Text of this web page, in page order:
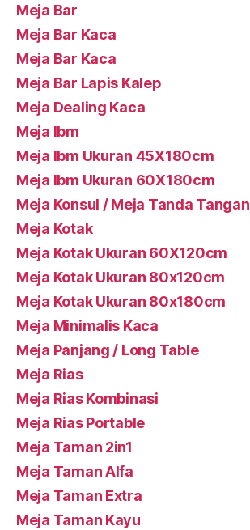
Meja Bar
Meja Bar Kaca
Meja Bar Kaca
Meja Bar Lapis Kalep
Meja Dealing Kaca
Meja Ibm
Meja Ibm Ukuran 45X180cm
Meja Ibm Ukuran 60X180cm
Meja Konsul / Meja Tanda Tangan
Meja Kotak
Meja Kotak Ukuran 60X120cm
Meja Kotak Ukuran 80x120cm
Meja Kotak Ukuran 80x180cm
Meja Minimalis Kaca
Meja Panjang / Long Table
Meja Rias
Meja Rias Kombinasi
Meja Rias Portable
Meja Taman 2in1
Meja Taman Alfa
Meja Taman Extra
Meja Taman Kayu